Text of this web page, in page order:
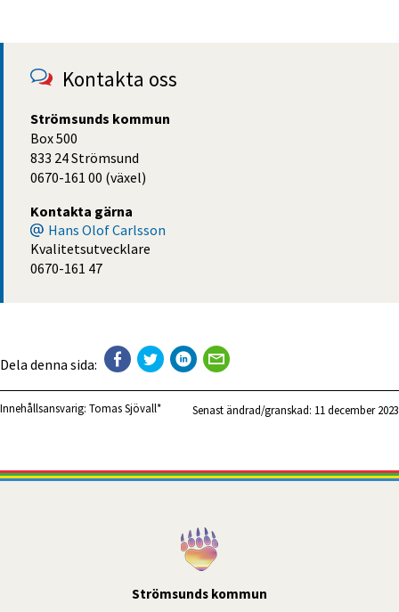
Kontakta oss
Strömsunds kommun
Box 500
833 24 Strömsund
0670-161 00 (växel)
Kontakta gärna
Hans Olof Carlsson
Kvalitetsutvecklare
0670-161 47
Dela denna sida:
Innehållsansvarig: Tomas Sjövall* Senast ändrad/granskad: 11 december 2023
Strömsunds kommun